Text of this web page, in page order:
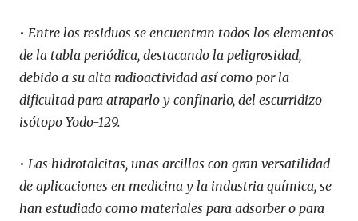
• Entre los residuos se encuentran todos los elementos
de la tabla periódica, destacando la peligrosidad,
debido a su alta radioactividad así como por la
dificultad para atraparlo y confinarlo, del escurridizo
isótopo Yodo-129.
• Las hidrotalcitas, unas arcillas con gran versatilidad
de aplicaciones en medicina y la industria química, se
han estudiado como materiales para adsorber o para